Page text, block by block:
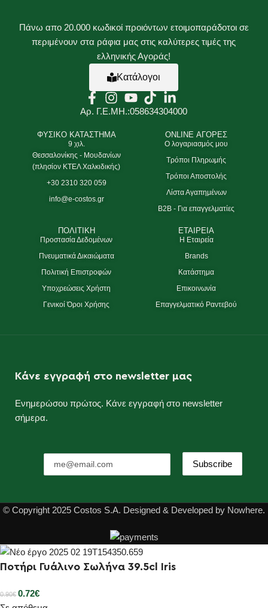
Πάνω απο 20.000 κωδικοί προιόντων ετοιμοπαράδοτοι σε
περιμένουν στα ράφια μας στις καλύτερες τιμές της
ελληνικής Αγοράς!
Κατάλογοι
Αρ. Γ.Ε.ΜΗ.:058634304000
ΦΥΣΙΚΟ ΚΑΤΑΣΤΗΜΑ
9 χιλ.
Θεσσαλονίκης - Μουδανίων
(πλησίον ΚΤΕΛ Χαλκιδικής)
+30 2310 320 059
info@e-costos.gr
ONLINE ΑΓΟΡΕΣ
Ο λογαριασμός μου
Τρόποι Πληρωμής
Τρόποι Αποστολής
Λίστα Αγαπημένων
B2B - Για επαγγελματίες
ΠΟΛΙΤΙΚΗ
Προστασία Δεδομένων
Πνευματικά Δικαιώματα
Πολιτική Επιστροφών
Υποχρεώσεις Χρήστη
Γενικοί Όροι Χρήσης
ΕΤΑΙΡΕΙΑ
Η Εταιρεία
Brands
Κατάστημα
Επικοινωνία
Επαγγελματικό Ραντεβού
Κάνε εγγραφή στο newsletter μας
Ενημερώσου πρώτος. Κάνε εγγραφή στο newsletter
σήμερα.
© Copyright 2025 Costos S.A. Designed & Developed by Nowhere.
Ποτήρι Γυάλινο Σωλήνα 39.5cl Iris
0.90€ 0.72€